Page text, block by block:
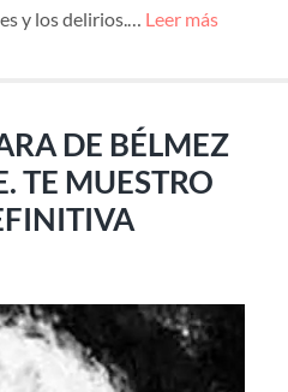
y los delirios.… Leer más
DE BÉLMEZ
TE MUESTRO